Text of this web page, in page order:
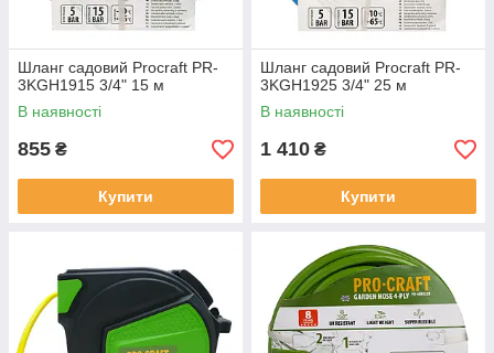
Шланг садовий Procraft PR-
3KGH1915 3/4" 15 м
В наявності
855 ₴
Купити
Шланг садовий Procraft PR-
3KGH1925 3/4" 25 м
В наявності
1 410 ₴
Купити